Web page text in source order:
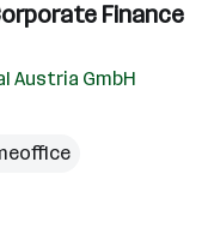
Finance
Austria GmbH